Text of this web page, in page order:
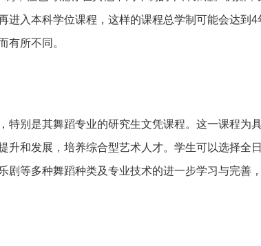
进入本科学位课程，这样的课程总学制可能会达到4
有所不同。
特别是其舞蹈专业的研究生文凭课程。这一课程为
升和发展，培养综合型艺术人才。学生可以选择全
剧等多种舞蹈种类及专业技术的进一步学习与完善